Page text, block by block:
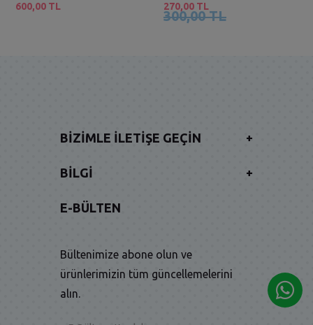
600,00 TL 270,00 TL
300,00 TL
BIZIMLE İLETIŞE GEÇIN +
BILGI +
E-BÜLTEN
Bültenimize abone olun ve
ürünlerimizin tüm güncellemelerini
alın.